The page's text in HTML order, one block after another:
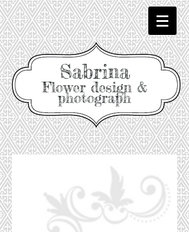
Sabrina
Flower design &
photograph